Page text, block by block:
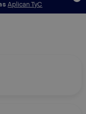
Aplican TyC